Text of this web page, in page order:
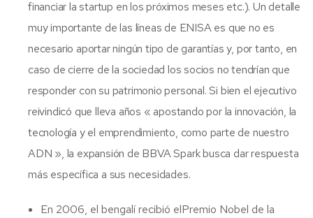
financiar la startup en los próximos meses etc.). Un detalle
muy importante de las líneas de ENISA es que no es
necesario aportar ningún tipo de garantías y, por tanto, en
caso de cierre de la sociedad los socios no tendrían que
responder con su patrimonio personal. Si bien el ejecutivo
reivindicó que lleva años « apostando por la innovación, la
tecnología y el emprendimiento, como parte de nuestro
ADN », la expansión de BBVA Spark busca dar respuesta
más específica a sus necesidades.
En 2006, el bengalí recibió elPremio Nobel de la